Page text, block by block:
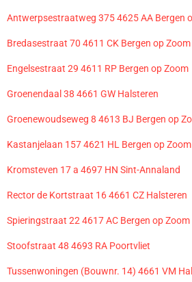
Antwerpsestraatweg 375 4625 AA Bergen
Bredasestraat 70 4611 CK Bergen op Zoom
Engelsestraat 29 4611 RP Bergen op Zoom
Groenendaal 38 4661 GW Halsteren
Groenewoudseweg 8 4613 BJ Bergen op
Kastanjelaan 157 4621 HL Bergen op Zoom
Kromsteven 17 a 4697 HN Sint-Annaland
Rector de Kortstraat 16 4661 CZ Halsteren
Spieringstraat 22 4617 AC Bergen op Zoom
Stoofstraat 48 4693 RA Poortvliet
Tussenwoningen (Bouwnr. 14) 4661 VM